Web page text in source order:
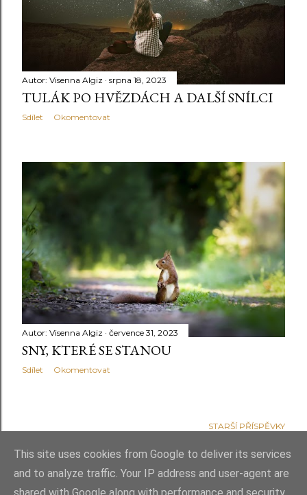
Autor: Visenna Algiz srpna 18, 2023
TULÁK PO HVĚZDÁCH A DALŠÍ SNÍLCI
Sdílet Okomentovat
Autor: Visenna Algiz července 31, 2023
SNY, KTERÉ SE STANOU
Sdílet Okomentovat
STARŠÍ PŘÍSPĚVKY
This site uses cookies from Google to deliver its services
and to analyze traffic. Your IP address and user-agent are